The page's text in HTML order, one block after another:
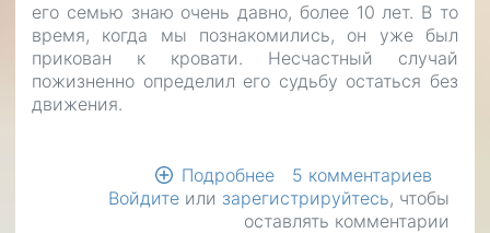
его семью знаю очень давно, более 10 лет. В то
время, когда мы познакомились, он уже был
прикован к кровати. Несчастный случай
пожизненно определил его судьбу остаться без
движения.
Подробнее
Сбор
денежных
5 комментариев
Войдите или зарегистрируйтесь, чтобы
оставлять комментарии